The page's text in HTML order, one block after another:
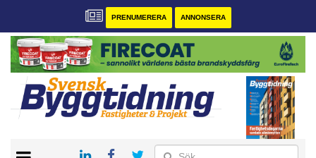
PRENUMERERA ANNONSERA